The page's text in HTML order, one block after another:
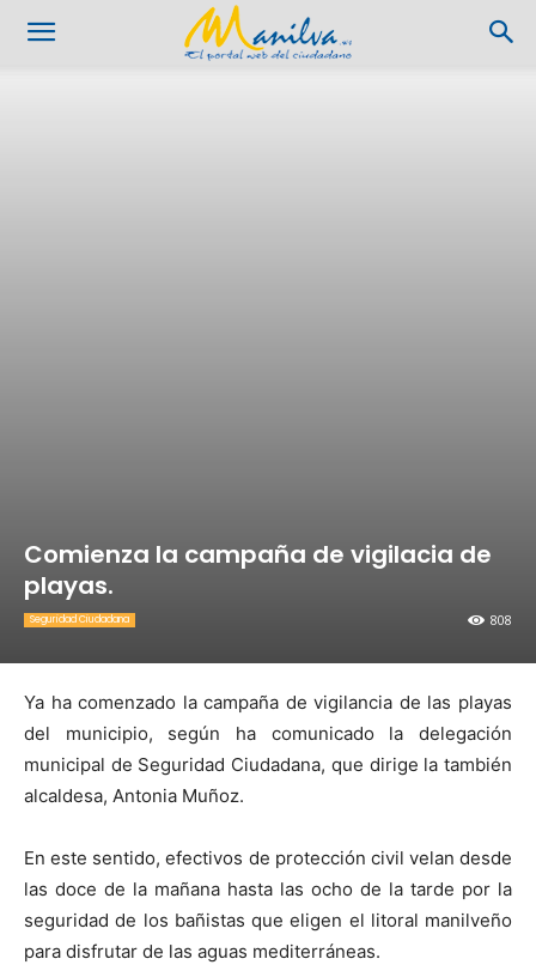
Comienza la campaña de vigilacia de
playas.
808
Seguridad Ciudadana
Ya ha comenzado la campaña de vigilancia de las playas
del municipio, según ha comunicado la delegación
municipal de Seguridad Ciudadana, que dirige la también
alcaldesa, Antonia Muñoz.
En este sentido, efectivos de protección civil velan desde
las doce de la mañana hasta las ocho de la tarde por la
seguridad de los bañistas que eligen el litoral manilveño
para disfrutar de las aguas mediterráneas.